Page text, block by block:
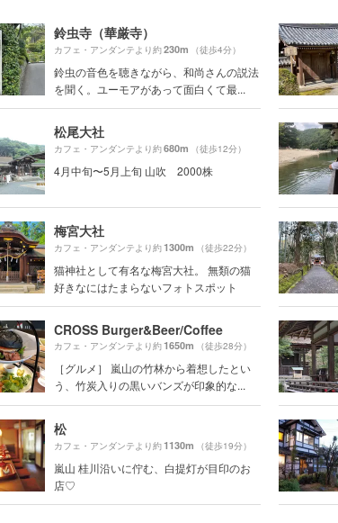
鈴虫寺（華厳寺）
カフェ・アンダンテより約230m （徒歩4分）
鈴虫の音色を聴きながら、和尚さんの説法
を聞く。ユーモアがあって面白くて最...
松尾大社
カフェ・アンダンテより約680m （徒歩12分）
4月中旬〜5月上旬 山吹 2000株
梅宮大社
カフェ・アンダンテより約1300m （徒歩22分）
猫神社として有名な梅宮大社。 無類の猫
好きなにはたまらないフォトスポット
CROSS Burger&Beer/Coffee
カフェ・アンダンテより約1650m （徒歩28分）
［グルメ］ 嵐山の竹林から着想したとい
う、竹炭入りの黒いバンズが印象的な...
松
カフェ・アンダンテより約1130m （徒歩19分）
嵐山 桂川沿いに佇む、白提灯が目印のお
店♡